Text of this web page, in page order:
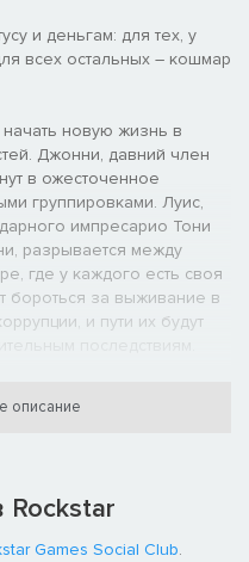
и деньгам: для тех, у
всех остальных – кошмар
новую жизнь в
Джонни, давний член
в ожесточенное
группировками. Луис,
импресарио Тони
разрывается между
где у каждого есть своя
бороться за выживание в
и пути их будут
Damned («Пропащие и
описание
Rockstar
Games Social Club.